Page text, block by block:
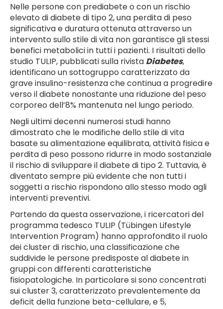
Nelle persone con prediabete o con un rischio
elevato di diabete di tipo 2, una perdita di peso
significativa e duratura ottenuta attraverso un
intervento sullo stile di vita non garantisce gli stessi
benefici metabolici in tutti i pazienti. I risultati dello
studio TULIP, pubblicati sulla rivista Diabetes,
identificano un sottogruppo caratterizzato da
grave insulino-resistenza che continua a progredire
verso il diabete nonostante una riduzione del peso
corporeo dell’8% mantenuta nel lungo periodo.
Negli ultimi decenni numerosi studi hanno
dimostrato che le modifiche dello stile di vita
basate su alimentazione equilibrata, attività fisica e
perdita di peso possono ridurre in modo sostanziale
il rischio di sviluppare il diabete di tipo 2. Tuttavia, è
diventato sempre più evidente che non tutti i
soggetti a rischio rispondono allo stesso modo agli
interventi preventivi.
Partendo da questa osservazione, i ricercatori del
programma tedesco TULIP (Tübingen Lifestyle
Intervention Program) hanno approfondito il ruolo
dei cluster di rischio, una classificazione che
suddivide le persone predisposte al diabete in
gruppi con differenti caratteristiche
fisiopatologiche. In particolare si sono concentrati
sui cluster 3, caratterizzato prevalentemente da
deficit della funzione beta-cellulare, e 5,